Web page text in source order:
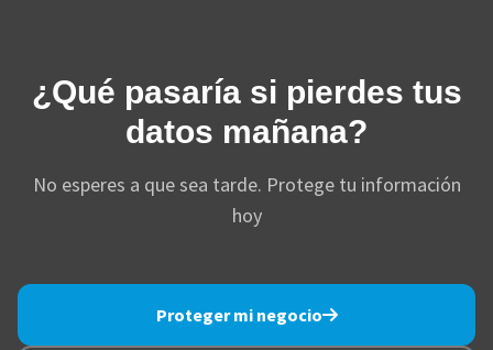
¿Qué pasaría si pierdes tus
datos mañana?
No esperes a que sea tarde. Protege tu información
hoy
Proteger mi negocio